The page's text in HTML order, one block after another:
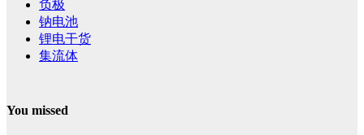
负极
钠电池
锂电干货
集流体
You missed